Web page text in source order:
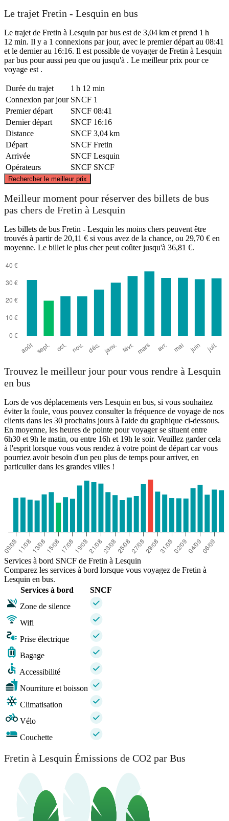
Le trajet Fretin - Lesquin en bus
Le trajet de Fretin à Lesquin par bus est de 3,04 km et prend 1 h
12 min. Il y a 1 connexions par jour, avec le premier départ au 08:41
et le dernier au 16:16. Il est possible de voyager de Fretin à Lesquin
par bus pour aussi peu que ou jusqu'à . Le meilleur prix pour ce
voyage est .
Durée du trajet
1 h 12 min
Connexion par jour SNCF 1
Premier départ
SNCF 08:41
Dernier départ
SNCF 16:16
Distance
SNCF 3,04 km
Départ
SNCF Fretin
Arrivée
SNCF Lesquin
Opérateurs
SNCF SNCF
Rechercher le meilleur prix
Meilleur moment pour réserver des billets de bus
pas chers de Fretin à Lesquin
Les billets de bus Fretin - Lesquin les moins chers peuvent être
trouvés à partir de 20,11 € si vous avez de la chance, ou 29,70 € en
moyenne. Le billet le plus cher peut coûter jusqu'à 36,81 €.
Trouvez le meilleur jour pour vous rendre à Lesquin
en bus
Lors de vos déplacements vers Lesquin en bus, si vous souhaitez
éviter la foule, vous pouvez consulter la fréquence de voyage de nos
clients dans les 30 prochains jours à l'aide du graphique ci-dessous.
En moyenne, les heures de pointe pour voyager se situent entre
6h30 et 9h le matin, ou entre 16h et 19h le soir. Veuillez garder cela
à l'esprit lorsque vous vous rendez à votre point de départ car vous
pourriez avoir besoin d'un peu plus de temps pour arriver, en
particulier dans les grandes villes !
Services à bord SNCF de Fretin à Lesquin
Comparez les services à bord lorsque vous voyagez de Fretin à
Lesquin en bus.
Services à bord
SNCF
Zone de silence
Wifi
Prise électrique
Bagage
Accessibilité
Nourriture et boisson
Climatisation
Vélo
Couchette
Fretin à Lesquin Émissions de CO2 par Bus